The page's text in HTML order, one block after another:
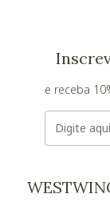
e receba
E-mail